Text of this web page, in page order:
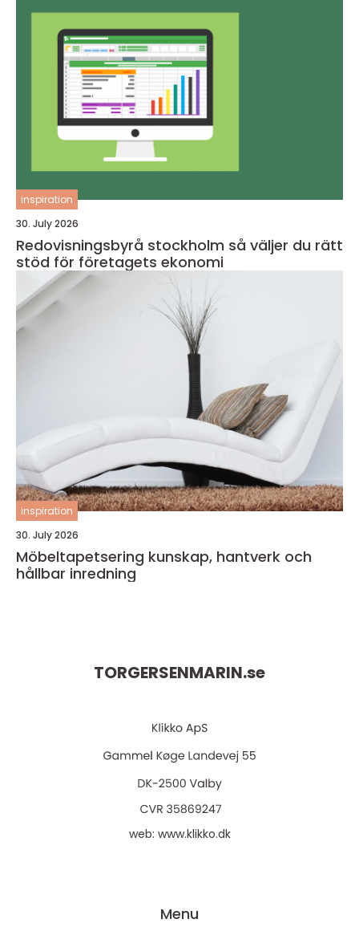
inspiration
30. July 2026
Redovisningsbyrå stockholm så väljer du rätt
stöd för företagets ekonomi
inspiration
30. July 2026
Möbeltapetsering kunskap, hantverk och
hållbar inredning
TORGERSENMARIN.se
web: www.klikko.dk
Menu